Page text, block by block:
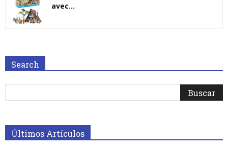
avec...
Search
Últimos Artículos